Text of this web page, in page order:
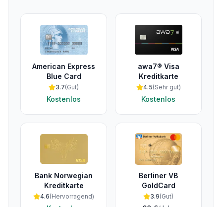
American Express
Blue Card
3.7(Gut)
Kostenlos
awa7® Visa
Kreditkarte
4.5(Sehr gut)
Kostenlos
Bank Norwegian
Kreditkarte
4.6(Hervorragend)
Berliner VB
GoldCard
3.9(Gut)